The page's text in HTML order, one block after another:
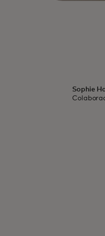
Sophie